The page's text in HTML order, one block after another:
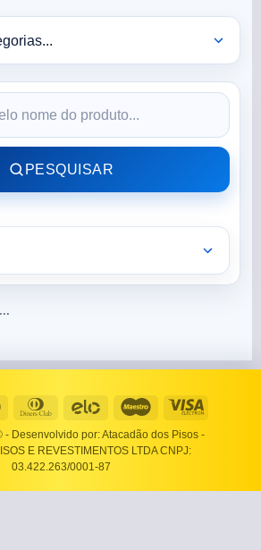
PESQUISAR
- Desenvolvido por: Atacadão dos Pisos -
E REVESTIMENTOS LTDA CNPJ:
03.422.263/0001-87